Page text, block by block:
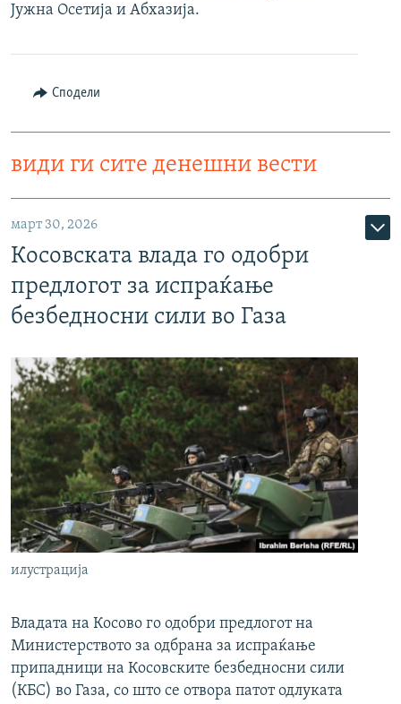
Јужна Осетија и Абхазија.
Сподели
види ги сите денешни вести
март 30, 2026
Косовската влада го одобри
предлогот за испраќање
безбедносни сили во Газа
илустрација
Владата на Косово го одобри предлогот на
Министерството за одбрана за испраќање
припадници на Косовските безбедносни сили
(КБС) во Газа, со што се отвора патот одлуката